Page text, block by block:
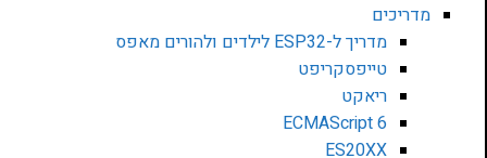
מדריכים
מדריך ל-ESP32 לילדים ולהורים מאפס
טייפסקריפט
ריאקט
ECMAScript 6
ES20XX